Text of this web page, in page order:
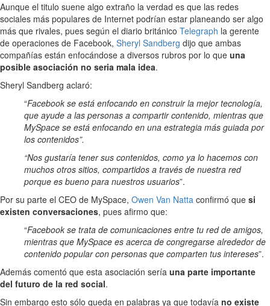
Aunque el titulo suene algo extraño la verdad es que las redes
sociales más populares de Internet podrían estar planeando ser algo
más que rivales, pues según el diario británico Telegraph la gerente
de operaciones de Facebook, Sheryl Sandberg dijo que ambas
compañías están enfocándose a diversos rubros por lo que una
posible asociación no seria mala idea.
Sheryl Sandberg aclaró:
“Facebook se está enfocando en construir la mejor tecnología,
que ayude a las personas a compartir contenido, mientras que
MySpace se está enfocando en una estrategia más guiada por
los contenidos”.
“Nos gustaría tener sus contenidos, como ya lo hacemos con
muchos otros sitios, compartidos a través de nuestra red
porque es bueno para nuestros usuarios”.
Por su parte el CEO de MySpace, Owen Van Natta confirmó que si
existen conversaciones, pues afirmo que:
“Facebook se trata de comunicaciones entre tu red de amigos,
mientras que MySpace es acerca de congregarse alrededor de
contenido popular con personas que comparten tus intereses”.
Además comentó que esta asociación sería una parte importante
del futuro de la red social.
Sin embargo esto sólo queda en palabras ya que todavía no existe